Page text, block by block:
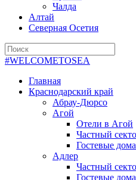
Чалда
Алтай
Северная Осетия
#WELCOMETOSEA
Главная
Краснодарский край
Абрау-Дюрсо
Агой
Отели в Агой
Частный
Гостевые
Адлер
Частный
Гостевые